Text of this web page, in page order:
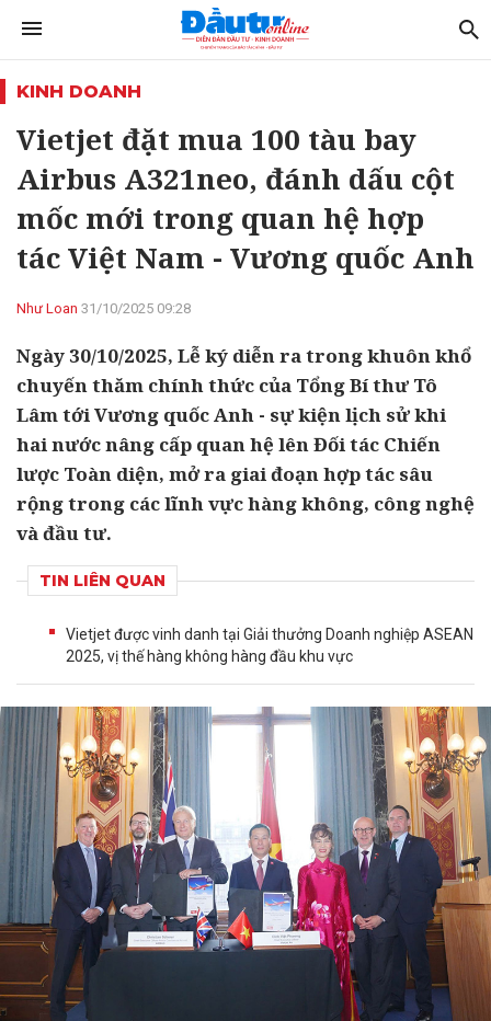
KINH DOANH
Vietjet đặt mua 100 tàu bay
Airbus A321neo, đánh dấu cột
mốc mới trong quan hệ hợp
tác Việt Nam - Vương quốc Anh
Như Loan 31/10/2025 09:28
Ngày 30/10/2025, Lễ ký diễn ra trong khuôn khổ
chuyến thăm chính thức của Tổng Bí thư Tô
Lâm tới Vương quốc Anh - sự kiện lịch sử khi
hai nước nâng cấp quan hệ lên Đối tác Chiến
lược Toàn diện, mở ra giai đoạn hợp tác sâu
rộng trong các lĩnh vực hàng không, công nghệ
và đầu tư.
TIN LIÊN QUAN
Vietjet được vinh danh tại Giải thưởng Doanh nghiệp ASEAN
2025, vị thế hàng không hàng đầu khu vực